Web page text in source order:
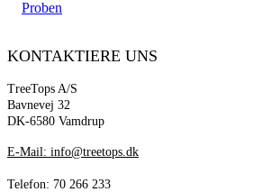
Proben
KONTAKTIERE UNS
TreeTops A/S
Bavnevej 32
DK-6580 Vamdrup
E-Mail: info@treetops.dk
Telefon: 70 266 233